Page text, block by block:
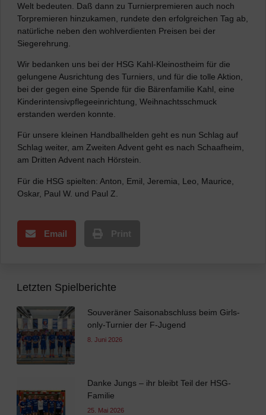
Welt bedeuten. Daß dann zu Turnierpremieren auch noch
Torpremieren hinzukamen, rundete den erfolgreichen Tag ab,
natürliche neben den wohlverdienten Preisen bei der
Siegerehrung.
Wir bedanken uns bei der HSG Kahl-Kleinostheim für die
gelungene Ausrichtung des Turniers, und für die tolle Aktion,
bei der gegen eine Spende für die Bärenfamilie Kahl, eine
Kinderintensivpflegeeinrichtung, Weihnachtsschmuck
erstanden werden konnte.
Für unsere kleinen Handballhelden geht es nun Schlag auf
Schlag weiter, am Zweiten Advent geht es nach Schaafheim,
am Dritten Advent nach Hörstein.
Für die HSG spielten: Anton, Emil, Jeremia, Leo, Maurice,
Oskar, Paul W. und Paul Z.
Email Print
Letzten Spielberichte
Souveräner Saisonabschluss beim Girls-
only-Turnier der F-Jugend
8. Juni 2026
Danke Jungs – ihr bleibt Teil der HSG-
Familie
25. Mai 2026